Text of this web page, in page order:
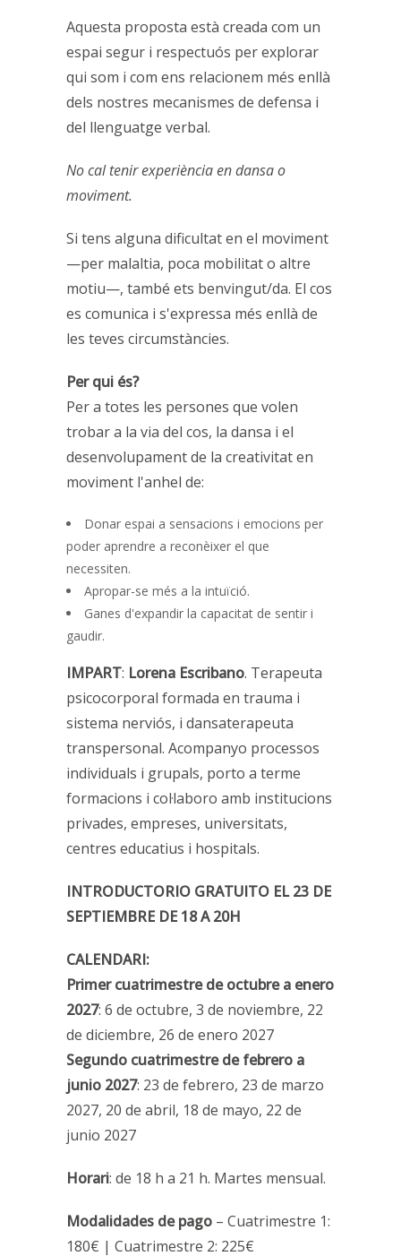
Aquesta proposta està creada com un
espai segur i respectuós per explorar
qui som i com ens relacionem més enllà
dels nostres mecanismes de defensa i
del llenguatge verbal.
No cal tenir experiència en dansa o
moviment.
Si tens alguna dificultat en el moviment
—per malaltia, poca mobilitat o altre
motiu—, també ets benvingut/da. El cos
es comunica i s'expressa més enllà de
les teves circumstàncies.
Per qui és?
Per a totes les persones que volen
trobar a la via del cos, la dansa i el
desenvolupament de la creativitat en
moviment l'anhel de:
Donar espai a sensacions i emocions per
poder aprendre a reconèixer el que
necessiten.
Apropar-se més a la intuïció.
Ganes d'expandir la capacitat de sentir i
gaudir.
IMPART: Lorena Escribano. Terapeuta
psicocorporal formada en trauma i
sistema nerviós, i dansaterapeuta
transpersonal. Acompanyo processos
individuals i grupals, porto a terme
formacions i col·laboro amb institucions
privades, empreses, universitats,
centres educatius i hospitals.
INTRODUCTORIO GRATUITO EL 23 DE
SEPTIEMBRE DE 18 A 20H
CALENDARI:
Primer cuatrimestre de octubre a enero
2027: 6 de octubre, 3 de noviembre, 22
de diciembre, 26 de enero 2027
Segundo cuatrimestre de febrero a
junio 2027: 23 de febrero, 23 de marzo
2027, 20 de abril, 18 de mayo, 22 de
junio 2027
Horari: de 18 h a 21 h. Martes mensual.
Modalidades de pago – Cuatrimestre 1:
180€ | Cuatrimestre 2: 225€